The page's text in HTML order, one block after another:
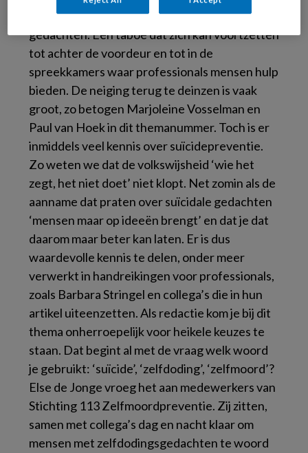
dat er een taboe heerst rond suïcidale
gedachten. Een taboe dat zich kan voortzetten
tot achter de voordeur en tot in de
spreekkamers waar professionals mensen hulp
bieden. De neiging terug te deinzen is vaak
groot, zo betogen Marjoleine Vosselman en
Paul van Hoek in dit themanummer. Toch is er
inmiddels veel kennis over suïcidepreventie.
Zo weten we dat de volkswijsheid ‘wie het
zegt, het niet doet’ niet klopt. Net zomin als de
aanname dat praten over suïcidale gedachten
‘mensen maar op ideeën brengt’ en dat je dat
daarom maar beter kan laten. Er is dus
waardevolle kennis te delen, onder meer
verwerkt in handreikingen voor professionals,
zoals Barbara Stringel en collega’s die in hun
artikel uiteenzetten. Als redactie kom je bij dit
thema onherroepelijk voor heikele keuzes te
staan. Dat begint al met de vraag welk woord
je gebruikt: ‘suïcide’, ‘zelfdoding’, ‘zelfmoord’?
Else de Jonge vroeg het aan medewerkers van
Stichting 113 Zelfmoordpreventie. Zij zitten,
samen met collega’s dag en nacht klaar om
mensen met zelfdodingsgedachten te woord